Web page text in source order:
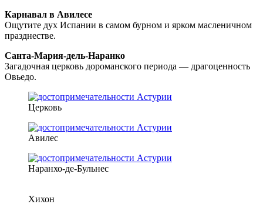
Карнавал в Авилесе
Ощутите дух Испании в самом бурном и ярком масленичном
празднестве.
Санта-Мария-дель-Наранко
Загадочная церковь дороманского периода — драгоценность
Овьедо.
Церковь
Авилес
Наранхо-де-Бульнес
Хихон